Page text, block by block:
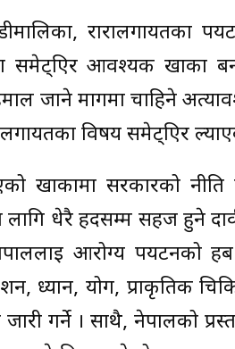
रारालगायतका
समेट्एिर आवश्यक खाका
जाने मार्गमा चाहिने
विषय समेट्एिर
खाकामा सरकारको
लागि धेरै हदसम्म सहज हुने
आरोग्य पर्यटनको
ध्यान, योग, प्राकृतिक
गर्ने । साथै, नेपालको